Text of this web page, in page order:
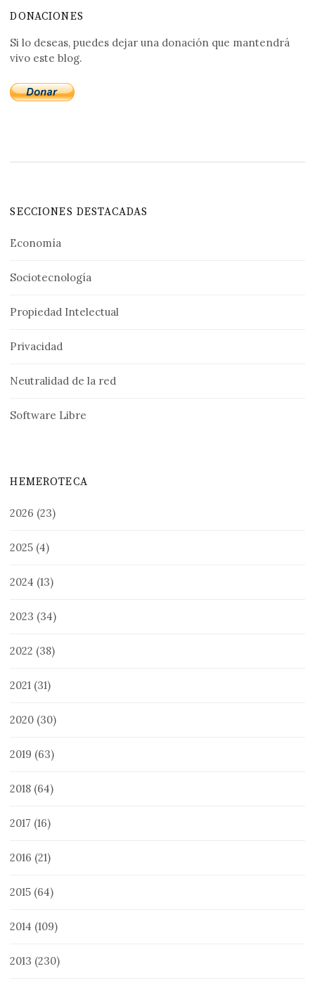
DONACIONES
Si lo deseas, puedes dejar una donación que mantendrá
vivo este blog.
SECCIONES DESTACADAS
Economía
Sociotecnología
Propiedad Intelectual
Privacidad
Neutralidad de la red
Software Libre
HEMEROTECA
2026 (23)
2025 (4)
2024 (13)
2023 (34)
2022 (38)
2021 (31)
2020 (30)
2019 (63)
2018 (64)
2017 (16)
2016 (21)
2015 (64)
2014 (109)
2013 (230)